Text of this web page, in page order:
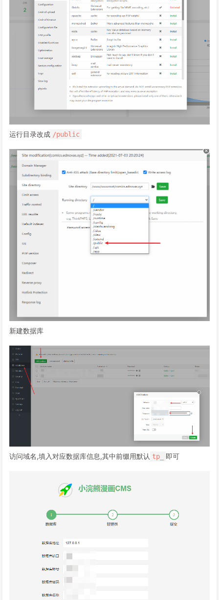
运行目录改成 /public
新建数据库
访问域名,填入对应数据库信息,其中前缀用默认 tp_ 即可